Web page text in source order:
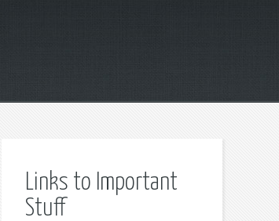
Links to Important
Stuff